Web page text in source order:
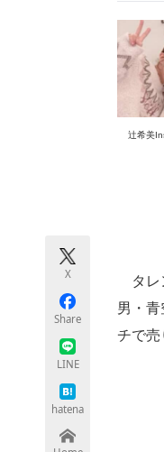
辻希美
X
Share
LINE
hatena
タレ
男・
チで売